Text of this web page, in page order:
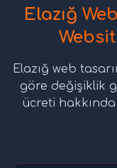
Elazığ
Elazığ web
göre değişiklik
ücreti